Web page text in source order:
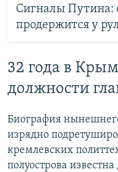
Сигналы Путина:
продержится у
32 года в
должности
Биография
изрядно
кремлевских
полуострова